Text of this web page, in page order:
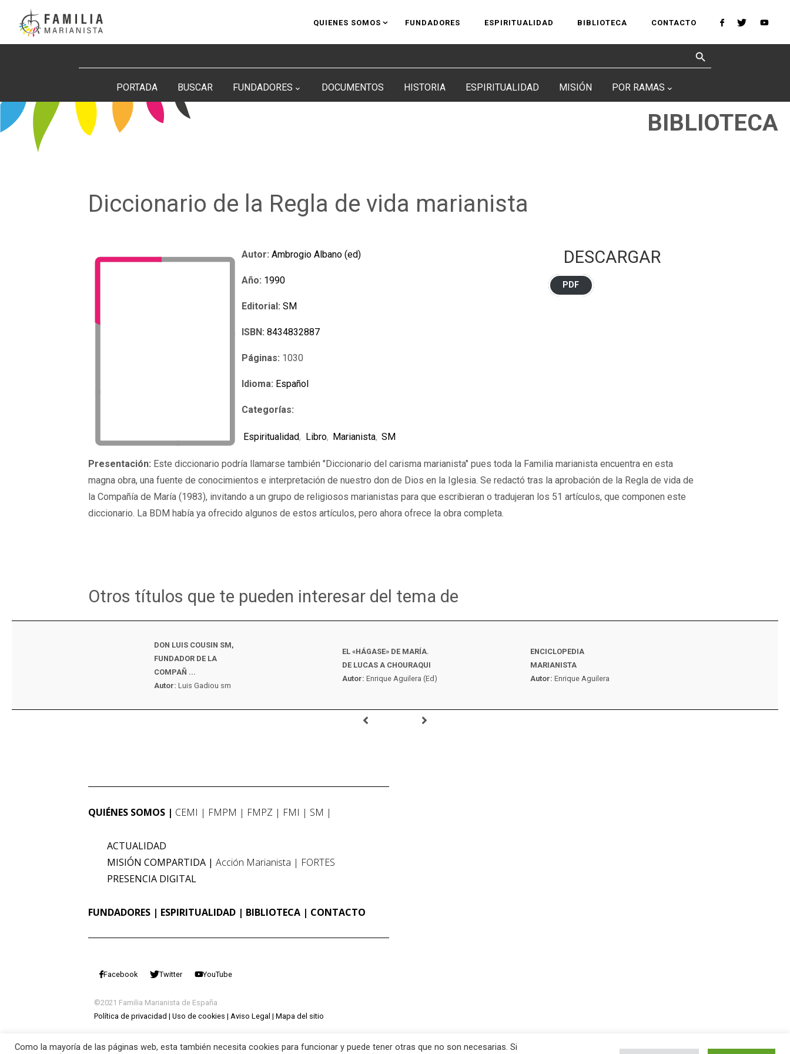
contenido
QUIENES SOMOS FUNDADORES ESPIRITUALIDAD BIBLIOTECA CONTACTO
Search Button
PORTADA BUSCAR FUNDADORES DOCUMENTOS HISTORIA ESPIRITUALIDAD MISIÓN POR RAMAS
BIBLIOTECA
Diccionario de la Regla de vida marianista
Autor: Ambrogio Albano (ed)
Año: 1990
Editorial: SM
ISBN: 8434832887
Páginas: 1030
Idioma: Español
Categorías:
Espiritualidad, Libro, Marianista, SM
DESCARGAR
PDF
Presentación: Este diccionario podría llamarse también "Diccionario del carisma marianista" pues toda la Familia marianista encuentra en esta
magna obra, una fuente de conocimientos e interpretación de nuestro don de Dios en la Iglesia. Se redactó tras la aprobación de la Regla de vida de
la Compañía de María (1983), invitando a un grupo de religiosos marianistas para que escribieran o tradujeran los 51 artículos, que componen este
diccionario. La BDM había ya ofrecido algunos de estos artículos, pero ahora ofrece la obra completa.
Otros títulos que te pueden interesar del tema de
DON LUIS COUSIN SM,
FUNDADOR DE LA
COMPAÑ ...
Autor: Luis Gadiou sm
EL «HÁGASE» DE MARÍA.
DE LUCAS A CHOURAQUI
Autor: Enrique Aguilera (Ed)
ENCICLOPEDIA
MARIANISTA
Autor: Enrique Aguilera
QUIÉNES SOMOS CEMI FMPM FMPZ FMI SM
ACTUALIDAD
MISIÓN COMPARTIDA
Acción Marianista
FORTES
PRESENCIA DIGITAL
FUNDADORES ESPIRITUALIDAD BIBLIOTECA CONTACTO
Facebook Twitter YouTube
©2021 Familia Marianista de España
Política de privacidad
Uso de cookies Aviso Legal Mapa del sitio
Como la mayoría de las páginas web, esta también necesita cookies para funcionar y puede tener otras que no son necesarias. Si